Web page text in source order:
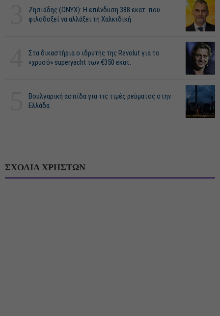
Ζησιάδης (ONYX): Η επένδυση 388 εκατ. που
φιλοδοξεί να αλλάξει τη Χαλκιδική
Στα δικαστήρια ο ιδρυτής της Revolut για το
«χρυσό» superyacht των €350 εκατ.
Βουλγαρική ασπίδα για τις τιμές ρεύματος στην
Ελλάδα
ΣΧΟΛΙΑ ΧΡΗΣΤΩΝ